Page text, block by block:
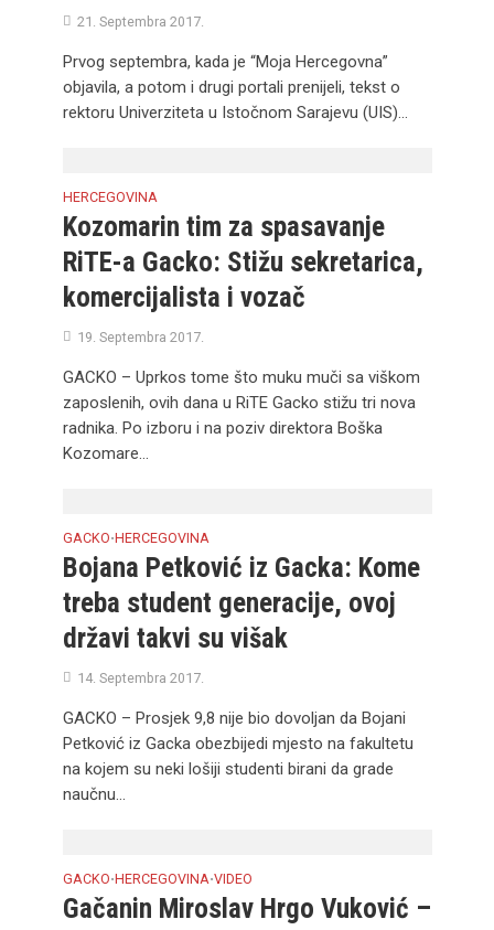
21. Septembra 2017.
Prvog septembra, kada je “Moja Hercegovna”
objavila, a potom i drugi portali prenijeli, tekst o
rektoru Univerziteta u Istočnom Sarajevu (UIS)...
HERCEGOVINA
Kozomarin tim za spasavanje
RiTE-a Gacko: Stižu sekretarica,
komercijalista i vozač
19. Septembra 2017.
GACKO – Uprkos tome što muku muči sa viškom
zaposlenih, ovih dana u RiTE Gacko stižu tri nova
radnika. Po izboru i na poziv direktora Boška
Kozomare...
GACKO•HERCEGOVINA
Bojana Petković iz Gacka: Kome
treba student generacije, ovoj
državi takvi su višak
14. Septembra 2017.
GACKO – Prosjek 9,8 nije bio dovoljan da Bojani
Petković iz Gacka obezbijedi mjesto na fakultetu
na kojem su neki lošiji studenti birani da grade
naučnu...
GACKO•HERCEGOVINA•VIDEO
Gačanin Miroslav Hrgo Vuković –